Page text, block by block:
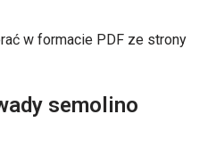
w formacie PDF ze strony
semolino